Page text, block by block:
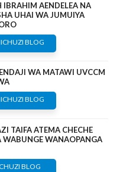
AENDELEA NA
UHAI WA JUMUIYA
BLOG
WA MATAWI UVCCM
BLOG
TAIFA ATEMA CHECHE
WANAOPANGA
BLOG